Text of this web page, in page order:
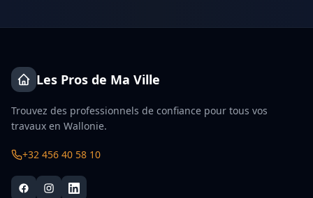
Les Pros de Ma Ville
Trouvez des professionnels de confiance pour tous vos
travaux en Wallonie.
+32 456 40 58 10